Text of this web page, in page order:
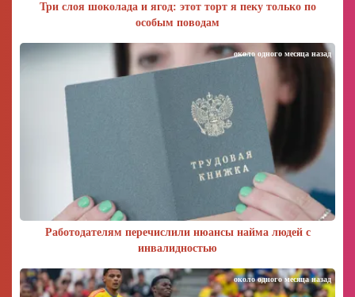
Три слоя шоколада и ягод: этот торт я пеку только по
особым поводам
Работодателям перечислили нюансы найма людей с
инвалидностью
около одного месяца назад
около одного месяца назад